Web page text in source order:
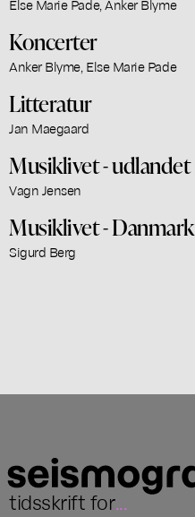
Else Marie Pade, Anker Blyme
Koncerter
Anker Blyme, Else Marie Pade
Litteratur
Jan Maegaard
Musiklivet - udlandet
Vagn Jensen
Musiklivet - Danmark
Sigurd Berg
tidsskrift for...